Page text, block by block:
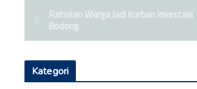
Kategori